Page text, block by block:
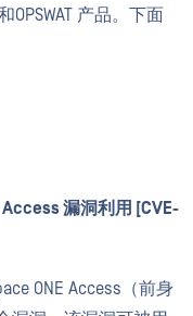
产品。下面
漏洞利用 [CVE-
ONE Access（前身